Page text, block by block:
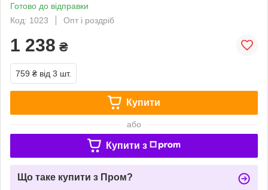
Готово до відправки
Код: 1023
Опт і роздріб
1 238 ₴
759 ₴ від 3 шт.
Купити
або
Купити з
Що таке купити з Пром?